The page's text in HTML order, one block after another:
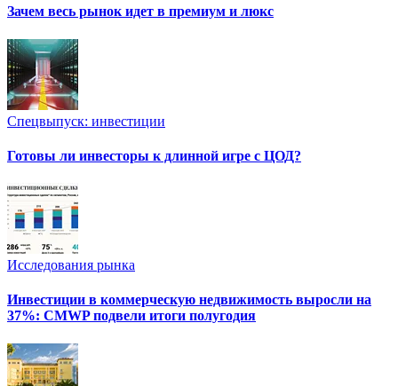
Зачем весь рынок идет в премиум и люкс
Спецвыпуск: инвестиции
Готовы ли инвесторы к длинной игре с ЦОД?
Исследования рынка
Инвестиции в коммерческую недвижимость выросли на
37%: CMWP подвели итоги полугодия